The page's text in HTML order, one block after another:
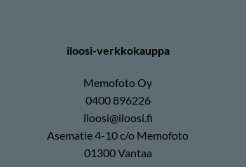
iloosi-verkkokauppa
Memofoto Oy
0400 896226
iloosi@iloosi.fi
Asematie 4-10 c/o Memofoto
01300 Vantaa